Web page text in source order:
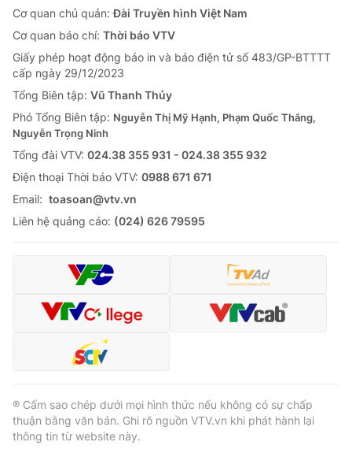
Cơ quan chủ quản:Đài Truyền hình Việt Nam
Cơ quan báo chí: Thời báo VTV
Giấy phép hoạt động báo in và báo điện tử số 483/GP-BTTTT
cấp ngày 29/12/2023
Tổng Biên tập: Vũ Thanh Thủy
Phó Tổng Biên tập: Nguyễn Thị Mỹ Hạnh, Phạm Quốc Thắng,
Nguyễn Trọng Ninh
Tổng đài VTV: 024.38 355 931 - 024.38 355 932
Ðiện thoại Thời báo VTV: 0988 671 671
Email: toasoan@vtv.vn
Liên hệ quảng cáo: (024) 626 79595
® Cấm sao chép dưới mọi hình thức nếu không có sự chấp
thuận bằng văn bản. Ghi rõ nguồn VTV.vn khi phát hành lại
thông tin từ website này.